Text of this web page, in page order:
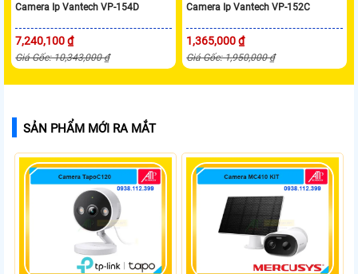
Camera Ip Vantech VP-154D
7,240,100 ₫
Giá Gốc: 10,343,000 ₫
Camera Ip Vantech VP-152C
1,365,000 ₫
Giá Gốc: 1,950,000 ₫
SẢN PHẨM MỚI RA MẮT